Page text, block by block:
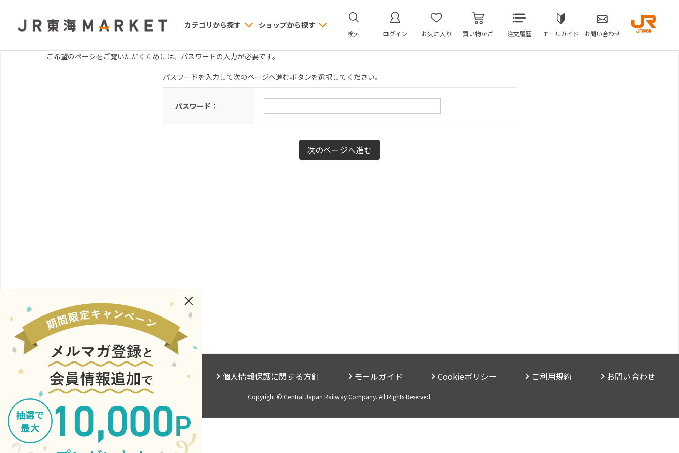
カテゴリから探す ショップから探す
検索 ログイン お気に入り 買い物かご 注文履歴 モールガイド お問い合わせ
ご希望のページをご覧いただくためには、パスワードの入力が必要です。
パスワードを入力して次のページへ進むボタンを選択してください。
パスワード：
会社概要 サイトご利用にあたって 個人情報保護に関する方針 モールガイド Cookieポリシー ご利用規約 お問い合わせ
Copyright © Central Japan Railway Company. All Rights Reserved.